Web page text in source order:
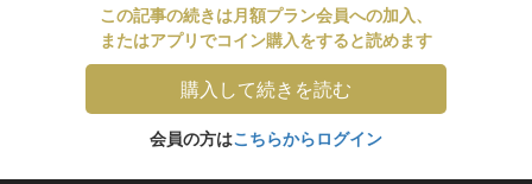
この記事の続きは月額プラン会員への加入、
またはアプリでコイン購入をすると読めます
購入して続きを読む
会員の方はこちらからログイン